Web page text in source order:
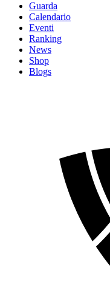
Guarda
Calendario
Eventi
Ranking
News
Shop
Blogs